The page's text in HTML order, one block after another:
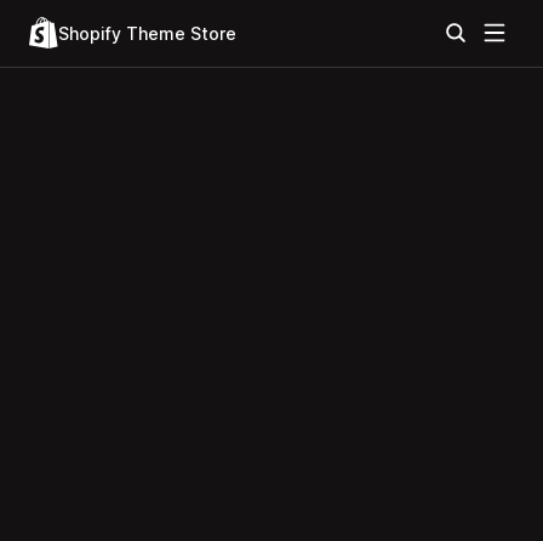
Shopify Theme Store